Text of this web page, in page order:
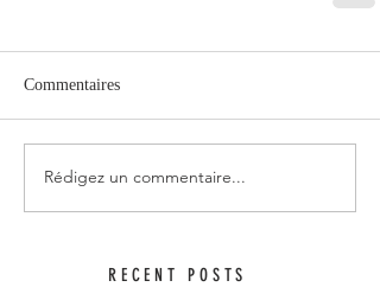
Commentaires
Rédigez un commentaire...
RECENT POSTS